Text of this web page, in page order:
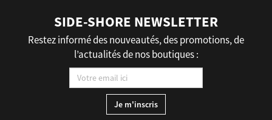
SIDE-SHORE NEWSLETTER
Restez informé des nouveautés, des promotions, de
l’actualités de nos boutiques :